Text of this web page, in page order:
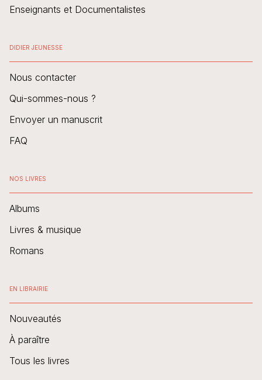
Enseignants et Documentalistes
DIDIER JEUNESSE
Nous contacter
Qui-sommes-nous ?
Envoyer un manuscrit
FAQ
NOS LIVRES
Albums
Livres & musique
Romans
EN LIBRAIRIE
Nouveautés
À paraître
Tous les livres